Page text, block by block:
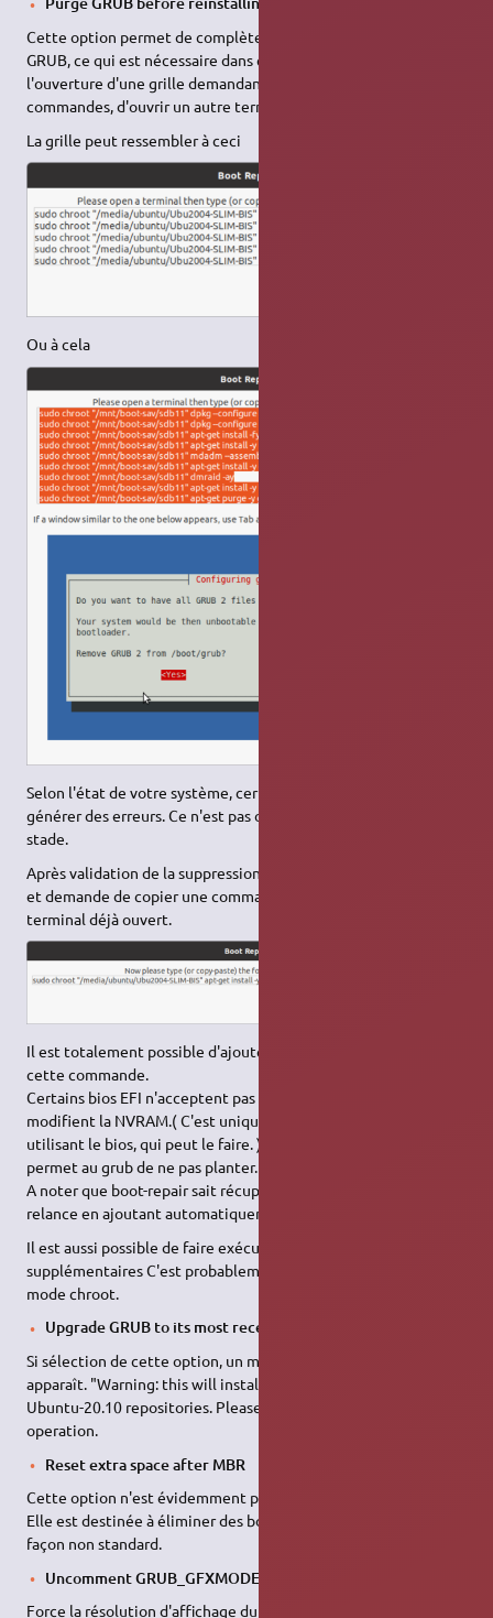
Cette option permet de complètement purger les paquets de
GRUB, ce qui est nécessaire dans certains cas. Provoque
l'ouverture d'une grille demandant de copier quelques
commandes, d'ouvrir un autre terminal et de les exécuter.
La grille peut ressembler à ceci
Ou à cela
Selon l'état de votre système, certaines commandes peuvent
générer des erreurs. Ce n'est pas obligatoirement gênant à ce
stade.
Après validation de la suppression, une nouvelle grille s'affiche
et demande de copier une commande et de l'exécuter dans le
terminal déjà ouvert.
Il est totalement possible d'ajouter des options ( –no-nvram) à
cette commande.
Certains bios EFI n'acceptent pas que l'installateur grub
modifient la NVRAM.( C'est uniquement l'utilisateur, en
utilisant le bios, qui peut le faire. ). L'ajout de cette option
permet au grub de ne pas planter.
A noter que boot-repair sait récupérer ce plantage et fera une
relance en ajoutant automatiquement cette option.
Il est aussi possible de faire exécuter des commandes
supplémentaires C'est probablement la fin des réparations en
mode chroot.
Upgrade GRUB to its most recent version
Si sélection de cette option, un message d'avertissement
apparaît. "Warning: this will install necessary packages from
Ubuntu-20.10 repositories. Please backup your data before this
operation.
Reset extra space after MBR
Cette option n'est évidemment pas disponible en mode EFI.
Elle est destinée à éliminer des boots 'pirate' qui s'installent de
façon non standard.
Uncomment GRUB_GFXMODE
Force la résolution d'affichage du fichier de choix du boot des